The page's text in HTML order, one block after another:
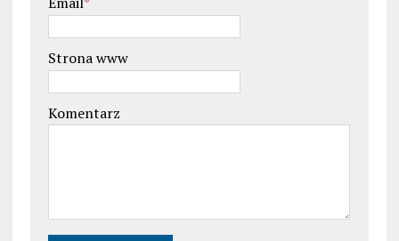
Strona www
Komentarz